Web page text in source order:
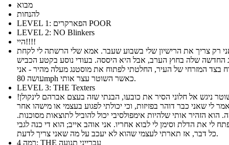
מבוא
להנחות
LEVEL 1: הפארקרים POOR
LEVEL 2: NO Blinkers
היי!!!!
רק צריך את הרישיון שלי בשבוע שעבר. אמא שלי הרשתה לי לקחת
החדשה שלה בחוץ הערב, אבל היא היססה. בעודי נוסע בקטע הכביש
בצד המזרחי של העיר, החלטתי לפתוח את מוסטנג מעלה מהיר - אני
עושה 80mph כאשר השוטר עצר אותי.
LEVEL 3: THE Texters
ניגש אל חלוני הסיר את כובעו, הבנתי שזה בעצם אברהם לינקולן!
לי שאני כבר דוהר בפזיזות, וכי יכולתי לפגוע בעצמי או מישהו אחר
הוא הזהיר אותי שלהיות אימפולסיבי יכול להוביל לתוצאות מסוכנות.
לי את הדלת וסימן לי לבוא אחריו. אני אוהב אייב; הוא די כנה לגבי
כל דבר, אז תארתי לעצמי שהוא לא יעכב על מה שאני צריך לדעת.
רמה 4: THE עברייני תנועה